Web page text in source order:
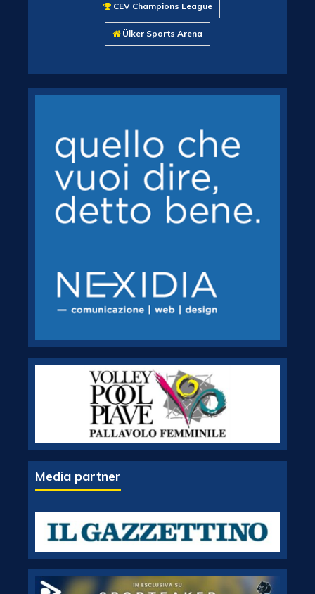
CEV Champions League
Ülker Sports Arena
Media partner